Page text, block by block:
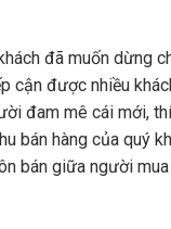
đã muốn dừng
cận được nhiều
đam mê cái mới,
bán hàng của quý
bán giữa người